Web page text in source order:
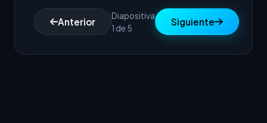
Anterior
Diapositiva
1 de 5
Siguiente